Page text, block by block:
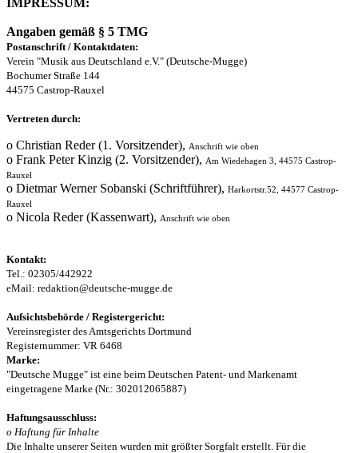
IMPRESSUM:
Angaben gemäß § 5 TMG
Postanschrift / Kontaktdaten:
Verein "Musik aus Deutschland e.V." (Deutsche-Mugge)
Bochumer Straße 144
44575 Castrop-Rauxel
Vertreten durch:
o Christian Reder (1. Vorsitzender), Anschrift wie oben
o Frank Peter Kinzig (2. Vorsitzender), Am Wiedehagen 3, 44575 Castrop-
Rauxel
o Dietmar Werner Sobanski (Schriftführer), Harkortstr.52, 44577 Castrop-
Rauxel
o Nicola Reder (Kassenwart), Anschrift wie oben
Kontakt:
Tel.: 02305/442922
eMail: redaktion@deutsche-mugge.de
Aufsichtsbehörde / Registergericht:
Vereinsregister des Amtsgerichts Dortmund
Registernummer: VR 6468
Marke:
"Deutsche Mugge" ist eine beim Deutschen Patent- und Markenamt
eingetragene Marke (Nr.: 302012065887)
Haftungsausschluss:
o Haftung für Inhalte
Die Inhalte unserer Seiten wurden mit größter Sorgfalt erstellt. Für die